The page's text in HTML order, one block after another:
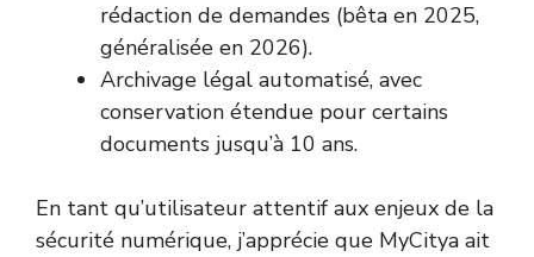
rédaction de demandes (bêta en 2025,
généralisée en 2026).
Archivage légal automatisé, avec
conservation étendue pour certains
documents jusqu’à 10 ans.
En tant qu’utilisateur attentif aux enjeux de la
sécurité numérique, j’apprécie que MyCitya ait